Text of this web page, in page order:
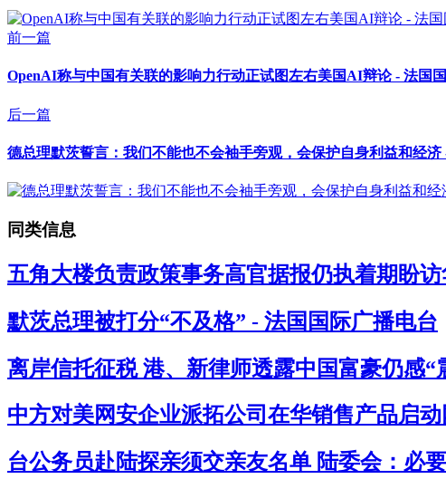
前一篇
OpenAI称与中国有关联的影响力行动正试图左右美国AI辩论 - 法国
后一篇
德总理默茨誓言：我们不能也不会袖手旁观，会保护自身利益和经济
同类信息
五角大楼负责政策事务高官据报仍执着期盼
默茨总理被打分“不及格” - 法国国际广播电台
离岸信托征税 港、新律师透露中国富豪仍感
中方对美网安企业派拓公司在华销售产品启
台公务员赴陆探亲须交亲友名单 陆委会：必